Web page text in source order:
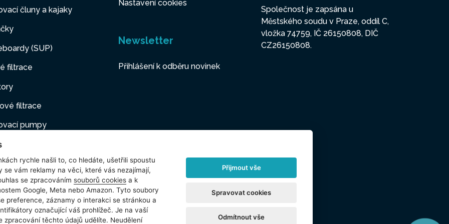
čluny a kajaky
(SUP)
filtrace
filtrace
pumpy
nábytek
mazlíčci
Nastavení cookies
Newsletter
Přihlášení k odběru novinek
Společnost je zapsána u
Městského soudu v Praze, oddíl C,
vložka 74759, IČ 26150808, DIČ
CZ26150808.
rychle našli to, co hledáte, ušetřili spoustu
se vám reklamy na věci, které vás nezajímají,
se zpracováním souborů cookies a k
Google, Meta nebo Amazon. Tyto soubory
preference, záznamy o interakci se stránkou a
označující váš prohlížeč. Je na vaší
zpracování těchto údajů udělíte. Neudělení
Přijmout vše
Spravovat cookies
Odmítnout vše